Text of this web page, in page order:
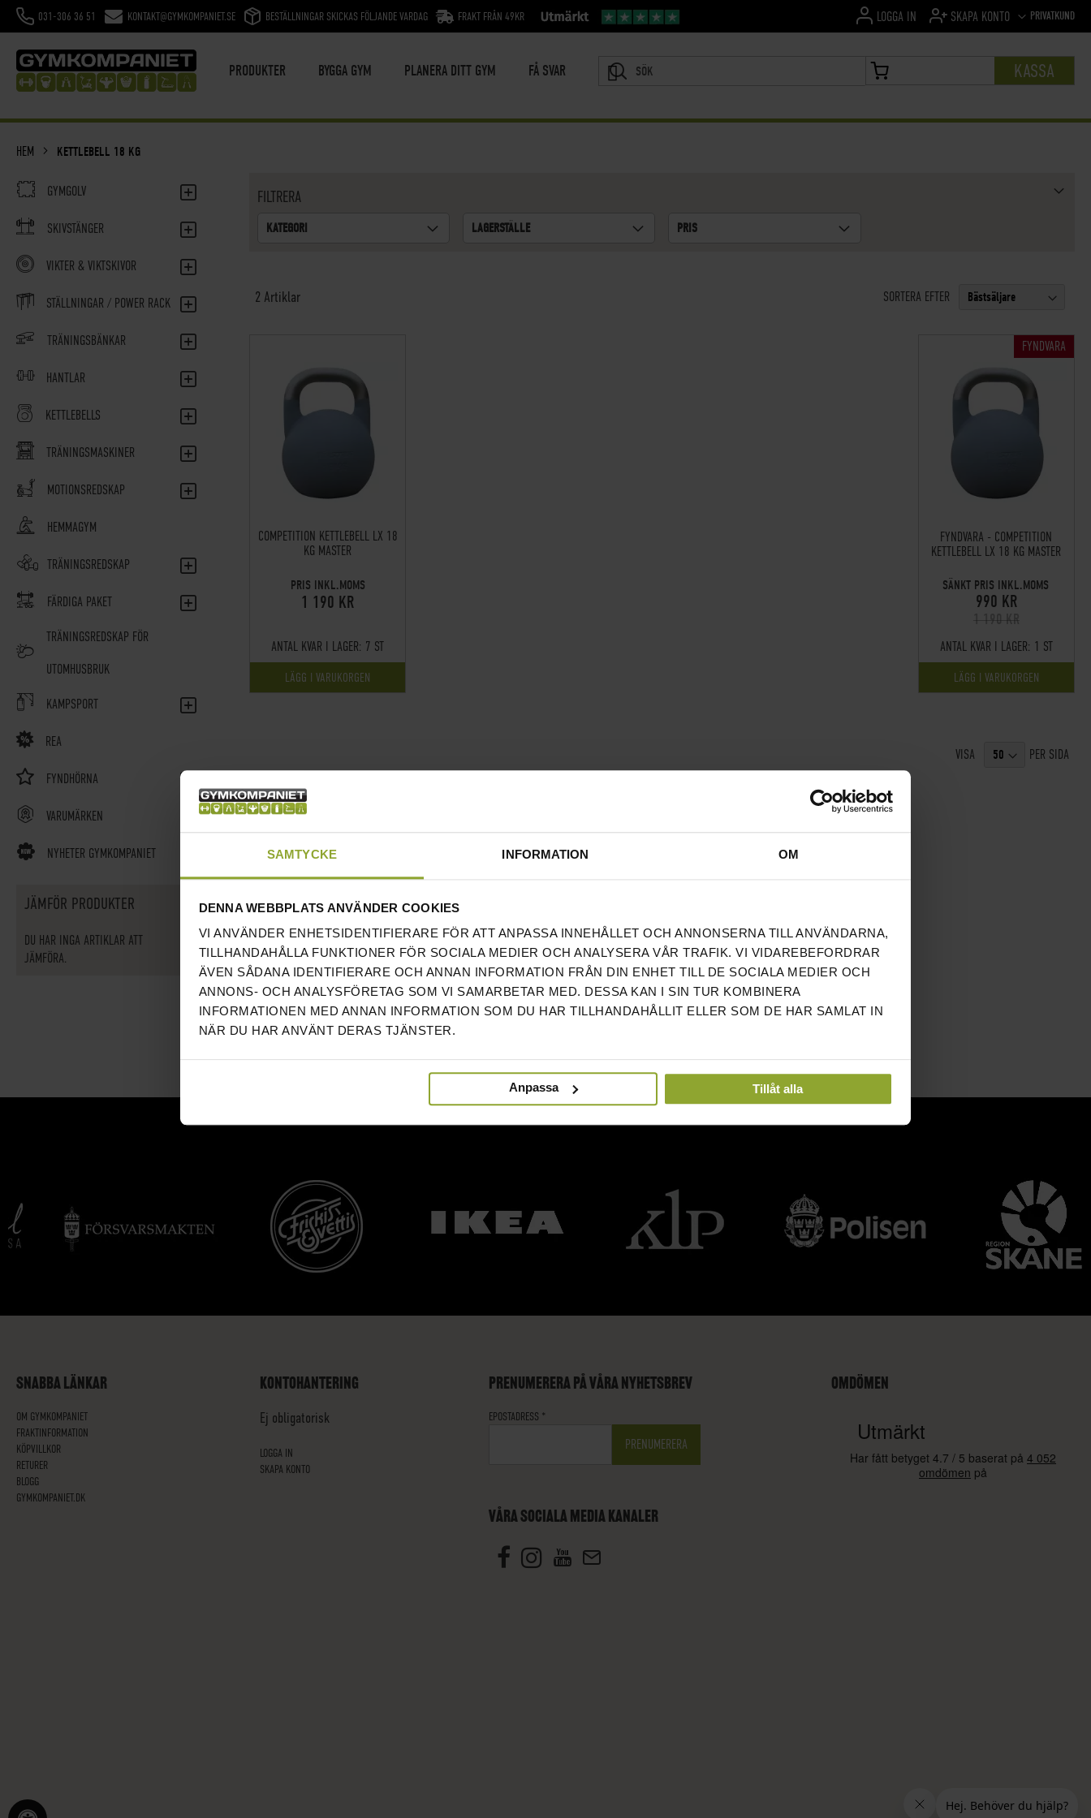
SAMTYCKE INFORMATION OM
DENNA WEBBPLATS ANVÄNDER COOKIES
VI ANVÄNDER ENHETSIDENTIFIERARE FÖR ATT ANPASSA INNEHÅLLET OCH ANNONSERNA TILL ANVÄNDARNA,
TILLHANDAHÅLLA FUNKTIONER FÖR SOCIALA MEDIER OCH ANALYSERA VÅR TRAFIK. VI VIDAREBEFORDRAR
ÄVEN SÅDANA IDENTIFIERARE OCH ANNAN INFORMATION FRÅN DIN ENHET TILL DE SOCIALA MEDIER OCH
ANNONS- OCH ANALYSFÖRETAG SOM VI SAMARBETAR MED. DESSA KAN I SIN TUR KOMBINERA
INFORMATIONEN MED ANNAN INFORMATION SOM DU HAR TILLHANDAHÅLLIT ELLER SOM DE HAR SAMLAT IN
NÄR DU HAR ANVÄNT DERAS TJÄNSTER.
Anpassa Tillåt alla
HOPPA
INNEHÅLL
SPRÅKPRIVATKUND
LOGGA IN SKAPA KONTO
031-306 36 51 KONTAKT@GYMKOMPANIET.SE BESTÄLLNINGAR SKICKAS FÖLJANDE VARDAG FRAKT FRÅN 49KR
PRODUKTER BYGGA GYM PLANERA DITT GYM FÅ SVAR MIN VARUKORG KASSA
HEM KETTLEBELL 18 KG
GYMGOLV
SKIVSTÄNGER
VIKTER & VIKTSKIVOR
STÄLLNINGAR / POWER RACK
TRÄNINGSBÄNKAR
HANTLAR
KETTLEBELLS
TRÄNINGSMASKINER
MOTIONSREDSKAP
HEMMAGYM
TRÄNINGSREDSKAP
FÄRDIGA PAKET
TRÄNINGSREDSKAP FÖR
UTOMHUSBRUK
KAMPSPORT
REA
FYNDHÖRNA
VARUMÄRKEN
NYHETER GYMKOMPANIET
JÄMFÖR PRODUKTER
DU HAR INGA ARTIKLAR ATT
JÄMFÖRA.
FILTRERA
KATEGORI LAGERSTÄLLE PRIS
2 Artiklar SORTERA EFTER
COMPETITION KETTLEBELL LX 18
KG MASTER
PRIS INKL.MOMS
1 190 KR
ANTAL KVAR I LAGER: 7 ST
LÄGG I VARUKORGEN
FYNDVARA
FYNDVARA - COMPETITION
KETTLEBELL LX 18 KG MASTER
SÄNKT PRIS INKL.MOMS
990 KR
1 190 KR
ANTAL KVAR I LAGER: 1 ST
LÄGG I VARUKORGEN
VISA PER SIDA
SNABBA LÄNKAR
OM GYMKOMPANIET
FRAKTINFORMATION
KÖPVILLKOR
RETURER
BLOGG
GYMKOMPANIET.DK
KONTOHANTERING
Ej obligatorisk
LOGGA IN
SKAPA KONTO
PRENUMERERA PÅ VÅRA NYHETSBREV
EPOSTADRESS *
VÅRA SOCIALA MEDIA KANALER
OMDÖMEN